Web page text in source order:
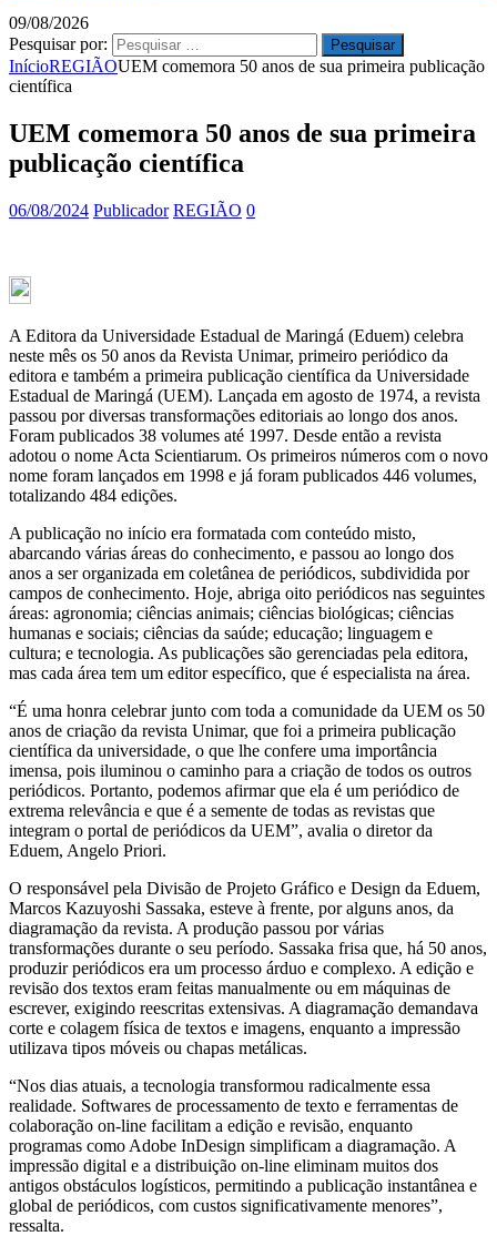
09/08/2026
Pesquisar por:
InícioREGIÃOUEM comemora 50 anos de sua primeira publicação
científica
UEM comemora 50 anos de sua primeira
publicação científica
06/08/2024 Publicador REGIÃO 0
A Editora da Universidade Estadual de Maringá (Eduem) celebra
neste mês os 50 anos da Revista Unimar, primeiro periódico da
editora e também a primeira publicação científica da Universidade
Estadual de Maringá (UEM). Lançada em agosto de 1974, a revista
passou por diversas transformações editoriais ao longo dos anos.
Foram publicados 38 volumes até 1997. Desde então a revista
adotou o nome Acta Scientiarum. Os primeiros números com o novo
nome foram lançados em 1998 e já foram publicados 446 volumes,
totalizando 484 edições.
A publicação no início era formatada com conteúdo misto,
abarcando várias áreas do conhecimento, e passou ao longo dos
anos a ser organizada em coletânea de periódicos, subdividida por
campos de conhecimento. Hoje, abriga oito periódicos nas seguintes
áreas: agronomia; ciências animais; ciências biológicas; ciências
humanas e sociais; ciências da saúde; educação; linguagem e
cultura; e tecnologia. As publicações são gerenciadas pela editora,
mas cada área tem um editor específico, que é especialista na área.
“É uma honra celebrar junto com toda a comunidade da UEM os 50
anos de criação da revista Unimar, que foi a primeira publicação
científica da universidade, o que lhe confere uma importância
imensa, pois iluminou o caminho para a criação de todos os outros
periódicos. Portanto, podemos afirmar que ela é um periódico de
extrema relevância e que é a semente de todas as revistas que
integram o portal de periódicos da UEM”, avalia o diretor da
Eduem, Angelo Priori.
O responsável pela Divisão de Projeto Gráfico e Design da Eduem,
Marcos Kazuyoshi Sassaka, esteve à frente, por alguns anos, da
diagramação da revista. A produção passou por várias
transformações durante o seu período. Sassaka frisa que, há 50 anos,
produzir periódicos era um processo árduo e complexo. A edição e
revisão dos textos eram feitas manualmente ou em máquinas de
escrever, exigindo reescritas extensivas. A diagramação demandava
corte e colagem física de textos e imagens, enquanto a impressão
utilizava tipos móveis ou chapas metálicas.
“Nos dias atuais, a tecnologia transformou radicalmente essa
realidade. Softwares de processamento de texto e ferramentas de
colaboração on-line facilitam a edição e revisão, enquanto
programas como Adobe InDesign simplificam a diagramação. A
impressão digital e a distribuição on-line eliminam muitos dos
antigos obstáculos logísticos, permitindo a publicação instantânea e
global de periódicos, com custos significativamente menores”,
ressalta.